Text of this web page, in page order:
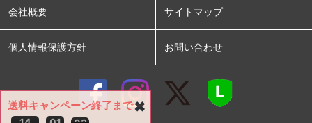
会社概要 サイトマップ
個人情報保護方針 お問い合わせ
✖
送料キャンペーン終了まで